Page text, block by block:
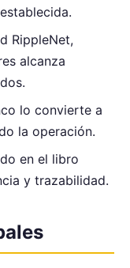
RippleNet,
alcanza
lo convierte a
la operación.
en el libro
y trazabilidad.